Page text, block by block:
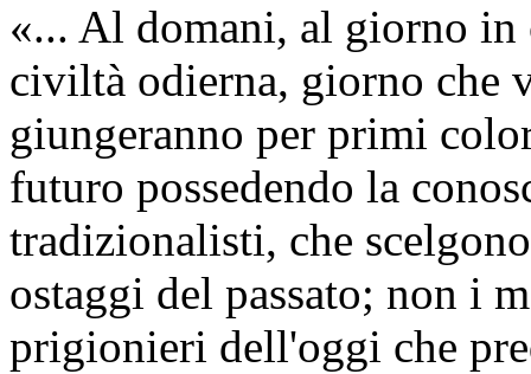
«... Al domani, al giorno in
civiltà odierna, giorno che
giungeranno per primi
futuro possedendo la
tradizionalisti, che
ostaggi del passato; non i
prigionieri dell'oggi che